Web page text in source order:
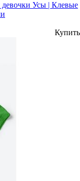
девочки Усы | Клевые
Купить